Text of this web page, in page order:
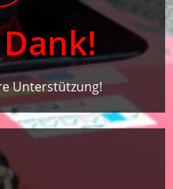
Unterstützung!